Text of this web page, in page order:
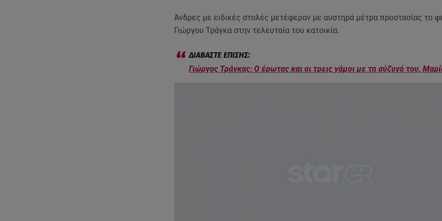
Άνδρες με ειδικές στολές μετέφεραν με αυστηρά μέτρα προστασίας το
Γιώργου Τράγκα στην τελευταία του κατοικία.
Γιώργος Τράγκας: Ο έρωτας και οι τρεις γάμοι με τη σύζυγό του,